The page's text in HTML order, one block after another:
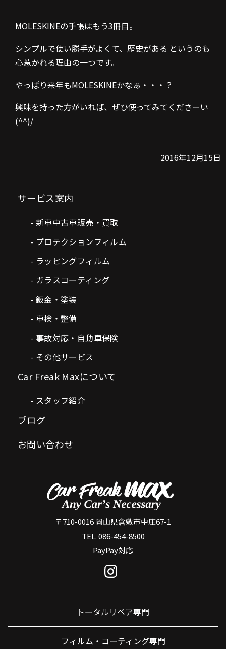
MOLESKINEの手帳はもう3冊目。
シンプルで使い勝手がよくて、歴史がある というのも
心惹かれる理由の一つです。
やっぱり来年もMOLESKINEかなぁ・・・？
興味を持った方がいれば、ぜひ使ってみてくださーい
(^^)/
2016年12月15日
サービス案内
新車中古車販売・買取
プロテクションフィルム
ラッピングフィルム
ガラスコーティング
鈑金・塗装
車検・整備
事故対応・自動車保険
その他サービス
Car Freak Maxについて
スタッフ紹介
ブログ
お問い合わせ
〒710-0016 岡山県倉敷市中庄67-1
TEL. 086-454-8500
PayPay対応
トータルリペア専門
フィルム・コーティング専門